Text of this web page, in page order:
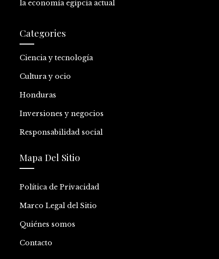
la economía egipcia actual
Categories
Ciencia y tecnología
Cultura y ocio
Honduras
Inversiones y negocios
Responsabilidad social
Mapa Del Sitio
Política de Privacidad
Marco Legal del Sitio
Quiénes somos
Contacto